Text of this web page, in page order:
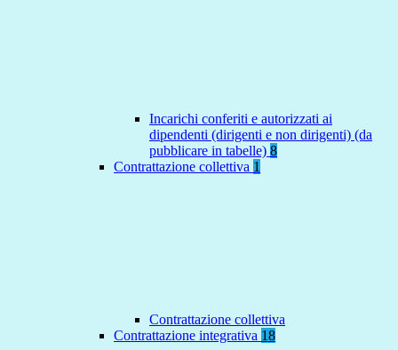
Incarichi conferiti e autorizzati ai
dipendenti (dirigenti e non dirigenti) (da
pubblicare in tabelle) 8
Contrattazione collettiva 1
Contrattazione collettiva
Contrattazione integrativa 18